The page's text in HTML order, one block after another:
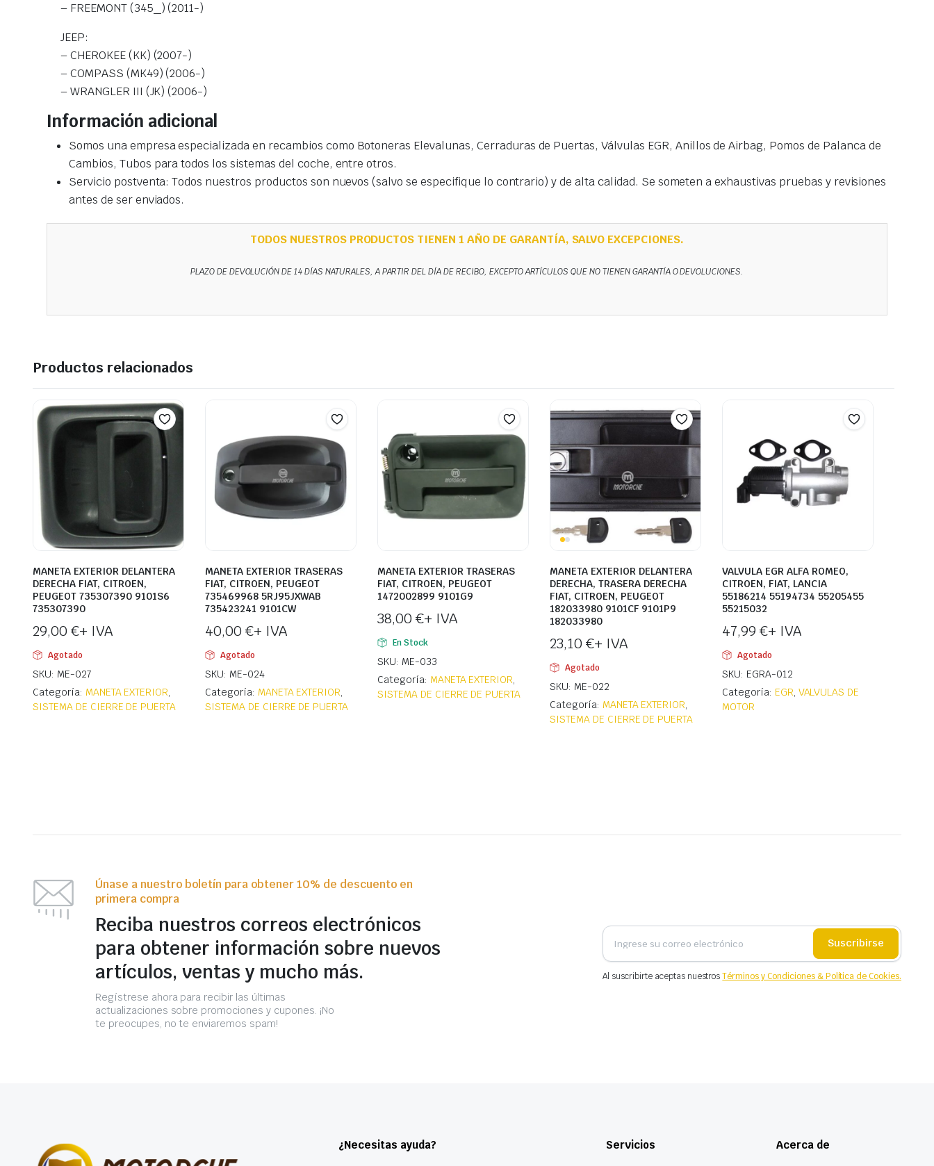
– FREEMONT (345_) (2011-)
JEEP:
– CHEROKEE (KK) (2007-)
– COMPASS (MK49) (2006-)
– WRANGLER III (JK) (2006-)
Información adicional
Somos una empresa especializada en recambios como Botoneras Elevalunas, Cerraduras de Puertas, Válvulas EGR, Anillos de Airbag, Pomos de Palanca de
Cambios, Tubos para todos los sistemas del coche, entre otros.
Servicio postventa: Todos nuestros productos son nuevos (salvo se especifique lo contrario) y de alta calidad. Se someten a exhaustivas pruebas y revisiones
antes de ser enviados.
TODOS NUESTROS PRODUCTOS TIENEN 1 AÑO DE GARANTÍA, SALVO EXCEPCIONES.
PLAZO DE DEVOLUCIÓN DE 14 DÍAS NATURALES, A PARTIR DEL DÍA DE RECIBO, EXCEPTO ARTÍCULOS QUE NO TIENEN GARANTÍA O DEVOLUCIONES.
Productos relacionados
MANETA EXTERIOR DELANTERA
DERECHA FIAT, CITROEN,
PEUGEOT 735307390 9101S6
735307390
29,00 €+ IVA
Agotado
SKU: ME-027
Categoría: MANETA EXTERIOR,
SISTEMA DE CIERRE DE PUERTA
MANETA EXTERIOR TRASERAS
FIAT, CITROEN, PEUGEOT
735469968 5RJ95JXWAB
735423241 9101CW
40,00 €+ IVA
Agotado
SKU: ME-024
Categoría: MANETA EXTERIOR,
SISTEMA DE CIERRE DE PUERTA
MANETA EXTERIOR TRASERAS
FIAT, CITROEN, PEUGEOT
1472002899 9101G9
38,00 €+ IVA
En Stock
SKU: ME-033
Categoría: MANETA EXTERIOR,
SISTEMA DE CIERRE DE PUERTA
MANETA EXTERIOR DELANTERA
DERECHA, TRASERA DERECHA
FIAT, CITROEN, PEUGEOT
182033980 9101CF 9101P9
182033980
23,10 €+ IVA
Agotado
SKU: ME-022
Categoría: MANETA EXTERIOR,
SISTEMA DE CIERRE DE PUERTA
VALVULA EGR ALFA ROMEO,
CITROEN, FIAT, LANCIA
55186214 55194734 55205455
55215032
47,99 €+ IVA
Agotado
SKU: EGRA-012
Categoría: EGR, VALVULAS DE
MOTOR
Únase a nuestro boletín para obtener 10% de descuento en
primera compra
Reciba nuestros correos electrónicos
para obtener información sobre nuevos
artículos, ventas y mucho más.
Regístrese ahora para recibir las últimas
actualizaciones sobre promociones y cupones. ¡No
te preocupes, no te enviaremos spam!
Suscribirse
Al suscribirte aceptas nuestrosTérminos y Condiciones & Política de Cookies.
¿Necesitas ayuda? Servicios Acerca de